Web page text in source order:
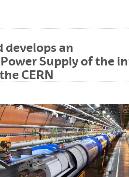
develops an
Supply of the
CERN